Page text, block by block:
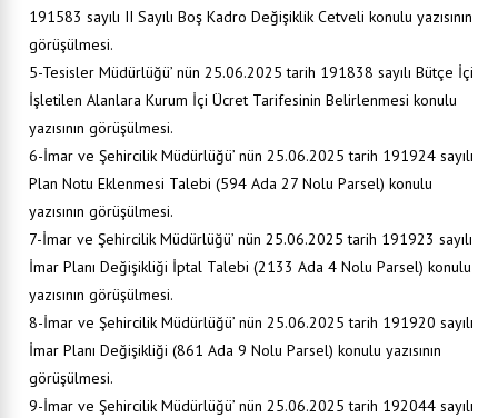
191583 sayılı II Sayılı Boş Kadro Değişiklik Cetveli konulu yazısının
görüşülmesi.
5-Tesisler Müdürlüğü’ nün 25.06.2025 tarih 191838 sayılı Bütçe İçi
İşletilen Alanlara Kurum İçi Ücret Tarifesinin Belirlenmesi konulu
yazısının görüşülmesi.
6-İmar ve Şehircilik Müdürlüğü’ nün 25.06.2025 tarih 191924 sayılı
Plan Notu Eklenmesi Talebi (594 Ada 27 Nolu Parsel) konulu
yazısının görüşülmesi.
7-İmar ve Şehircilik Müdürlüğü’ nün 25.06.2025 tarih 191923 sayılı
İmar Planı Değişikliği İptal Talebi (2133 Ada 4 Nolu Parsel) konulu
yazısının görüşülmesi.
8-İmar ve Şehircilik Müdürlüğü’ nün 25.06.2025 tarih 191920 sayılı
İmar Planı Değişikliği (861 Ada 9 Nolu Parsel) konulu yazısının
görüşülmesi.
9-İmar ve Şehircilik Müdürlüğü’ nün 25.06.2025 tarih 192044 sayılı